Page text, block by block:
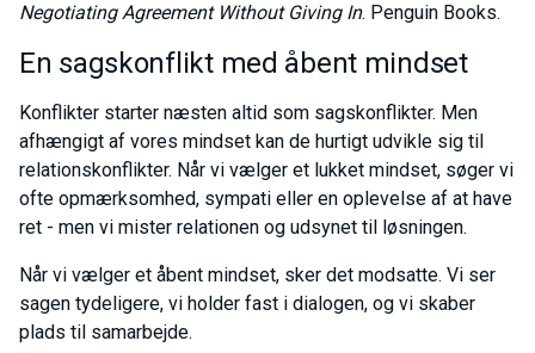
Negotiating Agreement Without Giving In. Penguin Books.
En sagskonflikt med åbent mindset
Konflikter starter næsten altid som sagskonflikter. Men
afhængigt af vores mindset kan de hurtigt udvikle sig til
relationskonflikter. Når vi vælger et lukket mindset, søger vi
ofte opmærksomhed, sympati eller en oplevelse af at have
ret - men vi mister relationen og udsynet til løsningen.
Når vi vælger et åbent mindset, sker det modsatte. Vi ser
sagen tydeligere, vi holder fast i dialogen, og vi skaber
plads til samarbejde.